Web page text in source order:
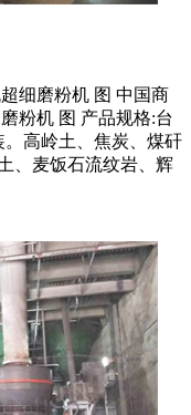
细磨粉机 图 中国商
粉机 图 产品规格:台
。高岭土、焦炭、煤矸
、麦饭石流纹岩、辉